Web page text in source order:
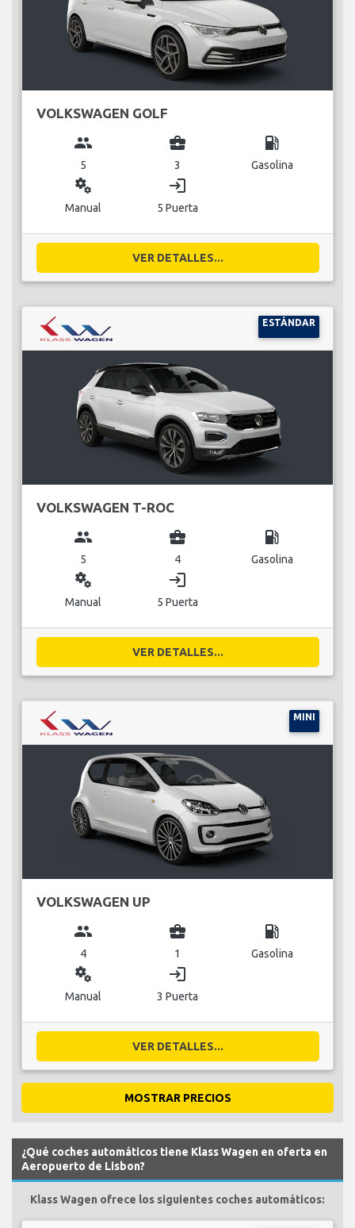
VOLKSWAGEN GOLF
group
5
business_center
3
local_gas_station
Gasolina
miscellaneous_services
Manual
login
5 Puerta
VER DETALLES...
ESTÁNDAR
VOLKSWAGEN T-ROC
group
5
business_center
4
local_gas_station
Gasolina
miscellaneous_services
Manual
login
5 Puerta
VER DETALLES...
MINI
VOLKSWAGEN UP
group
4
business_center
1
local_gas_station
Gasolina
miscellaneous_services
Manual
login
3 Puerta
VER DETALLES...
MOSTRAR PRECIOS
¿Qué coches automáticos tiene Klass Wagen en oferta en
Aeropuerto de Lisbon?
Klass Wagen ofrece los siguientes coches automáticos: